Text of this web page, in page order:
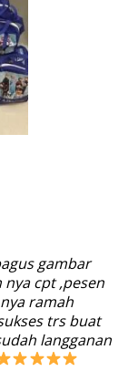
gambar
cpt ,pesen
ramah
trs buat
langganan